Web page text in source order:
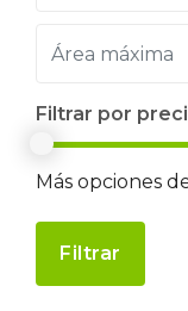
Filtrar por
Más opciones
Filtrar